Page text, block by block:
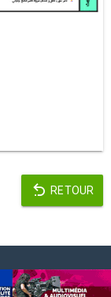
RETOUR